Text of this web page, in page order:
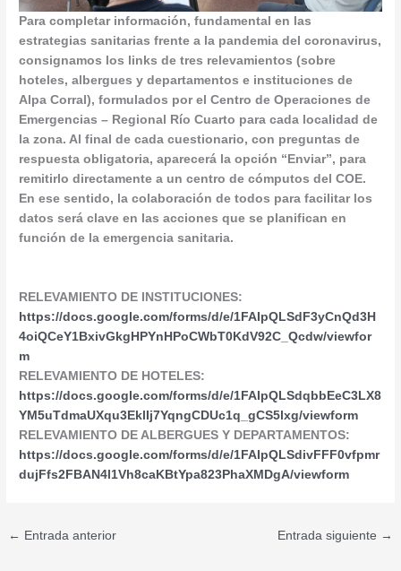
Para completar información, fundamental en las
estrategias sanitarias frente a la pandemia del coronavirus,
consignamos los links de tres relevamientos (sobre
hoteles, albergues y departamentos e instituciones de
Alpa Corral), formulados por el Centro de Operaciones de
Emergencias – Regional Río Cuarto para cada localidad de
la zona. Al final de cada cuestionario, con preguntas de
respuesta obligatoria, aparecerá la opción “Enviar”, para
remitirlo directamente a un centro de cómputos del COE.
En ese sentido, la colaboración de todos para facilitar los
datos será clave en las acciones que se planifican en
función de la emergencia sanitaria.
RELEVAMIENTO DE INSTITUCIONES:
https://docs.google.com/forms/d/e/1FAIpQLSdF3yCnQd3H
4oiQCeY1BxivGkgHPYnHPoCWbT0KdV92C_Qcdw/viewfor
m
RELEVAMIENTO DE HOTELES:
https://docs.google.com/forms/d/e/1FAIpQLSdqbbEeC3LX8
YM5uTdmaUXqu3EklIj7YqngCDUc1q_gCS5lxg/viewform
RELEVAMIENTO DE ALBERGUES Y DEPARTAMENTOS:
https://docs.google.com/forms/d/e/1FAIpQLSdivFFF0vfpmr
dujFfs2FBAN4l1Vh8caKBtYpa823PhaXMDgA/viewform
← Entrada anterior Entrada siguiente →